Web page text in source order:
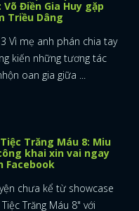
GOOGLE
Võ Điền Gia Huy gặp
Triều Dâng
Vì mẹ anh phán chia tay
kiến những tương tác
oan gia giữa ...
Trăng Máu 8: Miu
khai xin vai ngay
Facebook
chưa kể từ showcase
Trăng Máu 8" với